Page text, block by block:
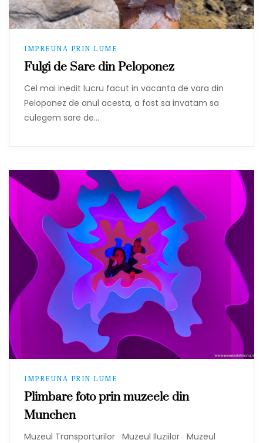
IMPREUNA PRIN LUME
Fulgi de Sare din Peloponez
Cel mai inedit lucru facut in vacanta de vara din
Peloponez de anul acesta, a fost sa invatam sa
culegem sare de…
IMPREUNA PRIN LUME
Plimbare foto prin muzeele din
Munchen
Muzeul Transporturilor Muzeul Iluziilor Muzeul